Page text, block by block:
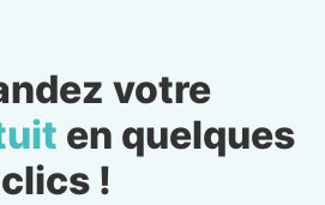
votre
en quelques
clics !